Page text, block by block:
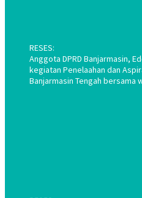
RESES:
Anggota DPRD Banjarmasin,
kegiatan Penelaahan dan
Banjarmasin Tengah bersama